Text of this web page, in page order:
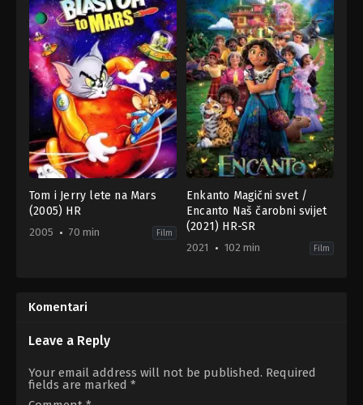
Tom i Jerry lete na Mars
(2005) HR
2005 70 min Film
01-
18
Kopp
Enkanto Magični svet /
Encanto Naš čarobni svijet
(2021) HR-SR
2021 102 min Film
Komentari
Leave a Reply
Your email address will not be published. Required
fields are marked *